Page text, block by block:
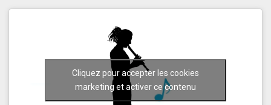
Cliquez pour accepter les cookies
marketing et activer ce contenu